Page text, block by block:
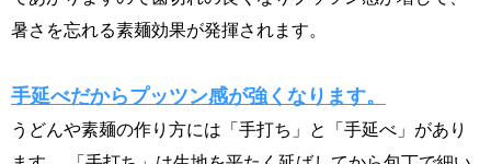
暑さを忘れる素麺効果が発揮されます。
手延べだからプッツン感が強くなります。
うどんや素麺の作り方には「手打ち」と「手延べ」があり